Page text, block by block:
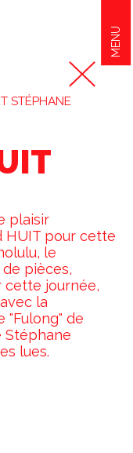
MENU
STÉPHANE
plaisir
HUIT pour cette
le
pièces,
cette journée,
la
"Fulong" de
Stéphane
lues.